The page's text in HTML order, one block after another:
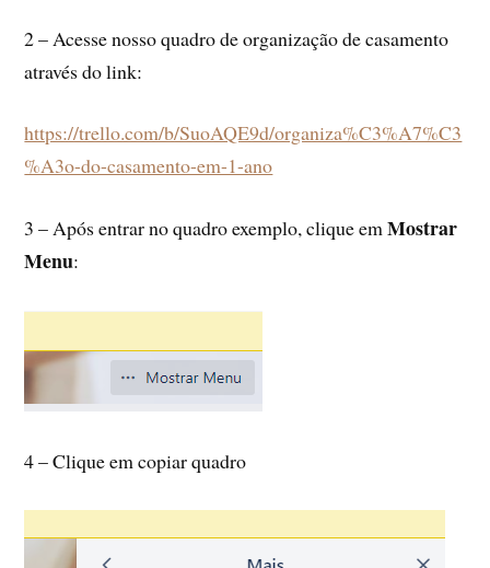
2 – Acesse nosso quadro de organização de casamento
através do link:
https://trello.com/b/SuoAQE9d/organiza%C3%A7%C3
%A3o-do-casamento-em-1-ano
3 – Após entrar no quadro exemplo, clique emMostrar
Menu:
4 – Clique em copiar quadro